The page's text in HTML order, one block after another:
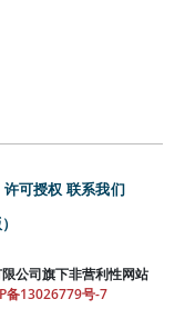
许可授权 联系我们
公司旗下非营利性网站
备13026779号-7